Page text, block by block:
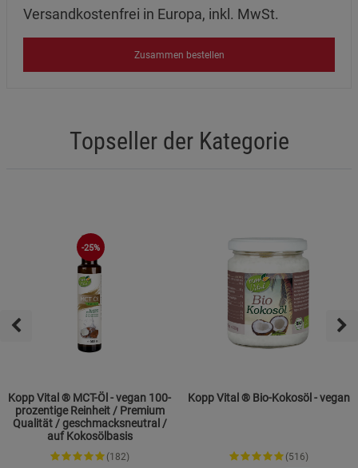
Versandkostenfrei in Europa, inkl. MwSt.
Zusammen bestellen
Topseller der Kategorie
-25%
Kopp Vital ® MCT-Öl - vegan 100-
prozentige Reinheit / Premium
Qualität / geschmacksneutral /
auf Kokosölbasis
(182)
Kopp Vital ® Bio-Kokosöl - vegan
(516)